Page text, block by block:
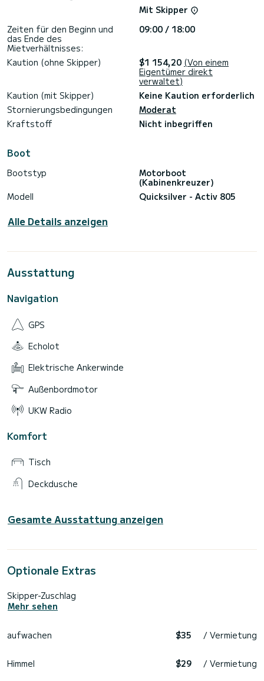
Mit Skipper
Zeiten für den Beginn und
das Ende des
Mietverhältnisses:
09:00 / 18:00
Kaution (ohne Skipper) $1 154,20 (Von einem
Eigentümer direkt
verwaltet)
Kaution (mit Skipper)
Keine Kaution erforderlich
Stornierungsbedingungen
Moderat
Kraftstoff
Nicht inbegriffen
Boot
Bootstyp
Motorboot
(Kabinenkreuzer)
Modell
Quicksilver - Activ 805
Alle Details anzeigen
Ausstattung
Navigation
GPS
Echolot
Elektrische Ankerwinde
Außenbordmotor
UKW Radio
Komfort
Tisch
Deckdusche
Gesamte Ausstattung anzeigen
Optionale Extras
Skipper-Zuschlag
Mehr sehen
aufwachen $35 / Vermietung
Himmel $29 / Vermietung